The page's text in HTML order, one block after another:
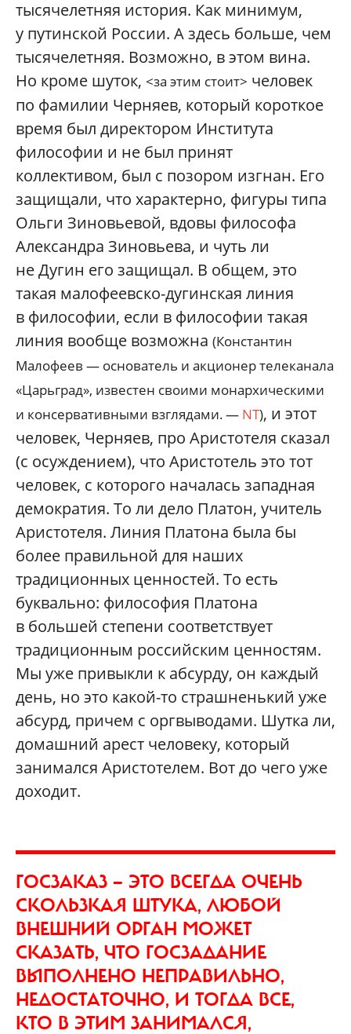
тысячелетняя история. Как минимум,
у путинской России. А здесь больше, чем
тысячелетняя. Возможно, в этом вина.
Но кроме шуток, <за этим стоит> человек
по фамилии Черняев, который короткое
время был директором Института
философии и не был принят
коллективом, был с позором изгнан. Его
защищали, что характерно, фигуры типа
Ольги Зиновьевой, вдовы философа
Александра Зиновьева, и чуть ли
не Дугин его защищал. В общем, это
такая малофеевско-дугинская линия
в философии, если в философии такая
линия вообще возможна (Константин
Малофеев — основатель и акционер телеканала
«Царьград», известен своими монархическими
и консервативными взглядами. — NT), и этот
человек, Черняев, про Аристотеля сказал
(с осуждением), что Аристотель это тот
человек, с которого началась западная
демократия. То ли дело Платон, учитель
Аристотеля. Линия Платона была бы
более правильной для наших
традиционных ценностей. То есть
буквально: философия Платона
в большей степени соответствует
традиционным российским ценностям.
Мы уже привыкли к абсурду, он каждый
день, но это какой-то страшненький уже
абсурд, причем с оргвыводами. Шутка ли,
домашний арест человеку, который
занимался Аристотелем. Вот до чего уже
доходит.
ГОСЗАКАЗ — ЭТО ВСЕГДА ОЧЕНЬ
СКОЛЬЗКАЯ ШТУКА, ЛЮБОЙ
ВНЕШНИЙ ОРГАН МОЖЕТ
СКАЗАТЬ, ЧТО ГОСЗАДАНИЕ
ВЫПОЛНЕНО НЕПРАВИЛЬНО,
НЕДОСТАТОЧНО, И ТОГДА ВСЕ,
КТО В ЭТИМ ЗАНИМАЛСЯ,